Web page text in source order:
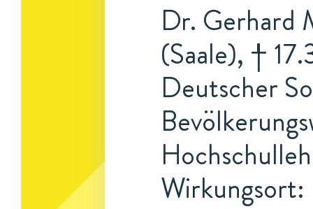
Dr. Gerhard
(Saale), †
Deutscher
Wirkungsort: